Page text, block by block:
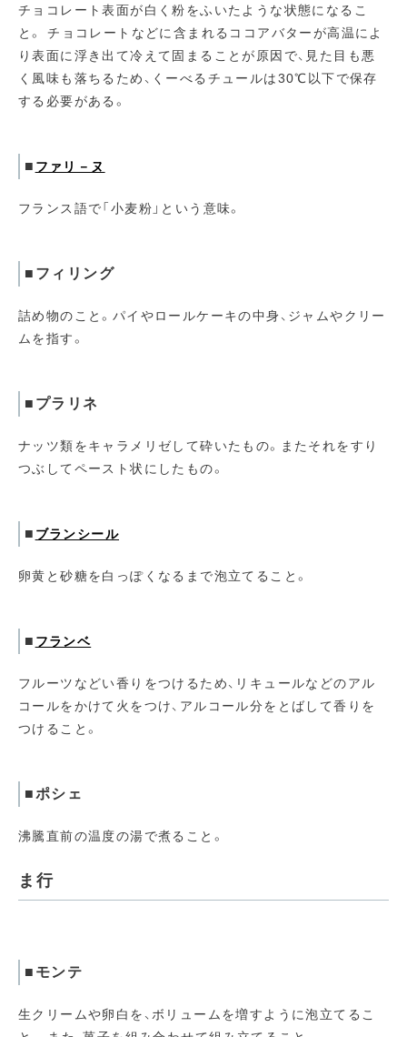
チョコレート表面が白く粉をふいたような状態になるこ
と。 チョコレートなどに含まれるココアバターが高温によ
り表面に浮き出て冷えて固まることが原因で、見た目も悪
く風味も落ちるため、くーべるチュールは30℃以下で保存
する必要がある。
■ ファリ－ヌ
フランス語で「小麦粉」という意味。
■フィリング
詰め物のこと。パイやロールケーキの中身、ジャムやクリー
ムを指す。
■プラリネ
ナッツ類をキャラメリゼして砕いたもの。またそれをすり
つぶしてペースト状にしたもの。
■ ブランシール
卵黄と砂糖を白っぽくなるまで泡立てること。
■ フランベ
フルーツなどい香りをつけるため、リキュールなどのアル
コールをかけて火をつけ、アルコール分をとばして香りを
つけること。
■ポシェ
沸騰直前の温度の湯で煮ること。
ま行
■モンテ
生クリームや卵白を、ボリュームを増すように泡立てるこ